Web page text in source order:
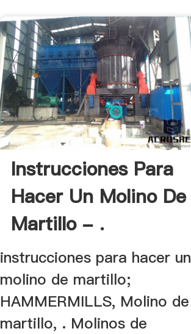
Instrucciones Para
Hacer Un Molino De
Martillo - .
instrucciones para hacer un
molino de martillo;
HAMMERMILLS, Molino de
martillo, . Molinos de